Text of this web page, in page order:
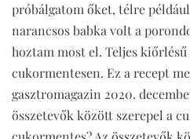
próbálgatom őket, télre
narancsos babka volt a
hoztam most el. Teljes
cukormentesen. Ez a recept
gasztromagazin 2020.
összetevők között szerepel a